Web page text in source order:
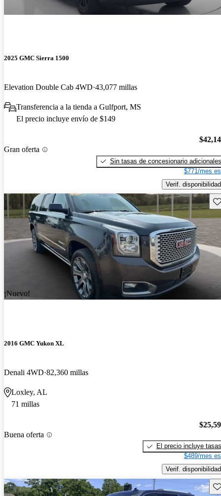
2025 GMC Sierra 1500
Elevation Double Cab 4WD 43,077 millas
Transferencia a la tienda a Gulfport, MS
El precio incluye envío de $149
Gran oferta
Sin tasas de concesionario adicionales
$771/mes
Verif. disponibilidad
¡Nuevo!
2016 GMC Yukon XL
Denali 4WD 82,360 millas
Loxley, AL
71 millas
Buena oferta
El precio incluye tasas
$489/mes
Verif. disponibilidad